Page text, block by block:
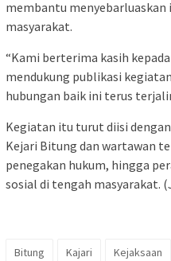
membantu
masyarakat.
“Kami berterima kasih
mendukung publikasi
hubungan baik ini terus
Kegiatan itu turut diisi
Kejari Bitung dan wartawan
penegakan hukum, hingga
sosial di tengah masyarakat.
Bitung Kajari Kejaksaan